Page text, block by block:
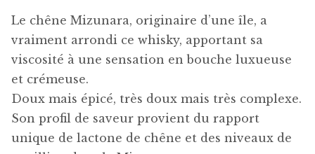
Le chêne Mizunara, originaire d’une île, a
vraiment arrondi ce whisky, apportant sa
viscosité à une sensation en bouche luxueuse
et crémeuse.
Doux mais épicé, très doux mais très complexe.
Son profil de saveur provient du rapport
unique de lactone de chêne et des niveaux de